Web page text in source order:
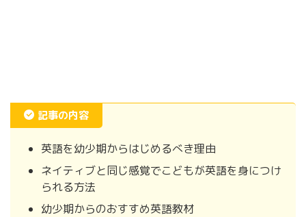
記事の内容
英語を幼少期からはじめるべき理由
ネイティブと同じ感覚でこどもが英語を身につけ
られる方法
幼少期からのおすすめ英語教材